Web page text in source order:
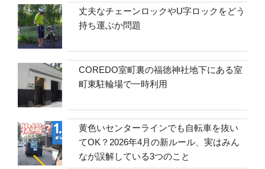
丈夫なチェーンロックやU字ロックをどう
持ち運ぶか問題
COREDO室町裏の福徳神社地下にある室
町東駐輪場で一時利用
黄色いセンターラインでも自転車を抜い
てOK？2026年4月の新ルール、実はみん
なが誤解している3つのこと